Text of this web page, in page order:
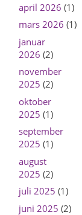
april 2026 (1)
mars 2026 (1)
januar
2026 (2)
november
2025 (2)
oktober
2025 (1)
september
2025 (1)
august
2025 (2)
juli 2025 (1)
juni 2025 (2)